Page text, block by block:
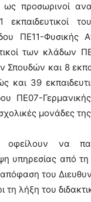
ως προσωρινοί
εκπαιδευτικοί
ΠΕ11-Φυσικής
των κλάδων
και 8
και 39
ΠΕ07-
μονάδες
οφείλουν να
υπηρεσίας από
του
λήξη του